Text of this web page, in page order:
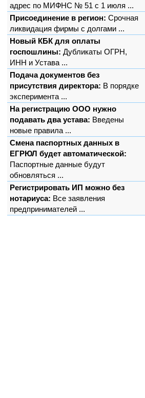
адрес по МИФНС № 51 с 1 июля ...
Присоединение в регион: Срочная
ликвидация фирмы с долгами ...
Новый КБК для оплаты
госпошлины: Дубликаты ОГРН,
ИНН и Устава ...
Подача документов без
присутствия директора: В порядке
эксперимента ...
На регистрацию ООО нужно
подавать два устава: Введены
новые правила ...
Смена паспортных данных в
ЕГРЮЛ будет автоматической:
Паспортные данные будут
обновляться ...
Регистрировать ИП можно без
нотариуса: Все заявления
предпринимателей ...